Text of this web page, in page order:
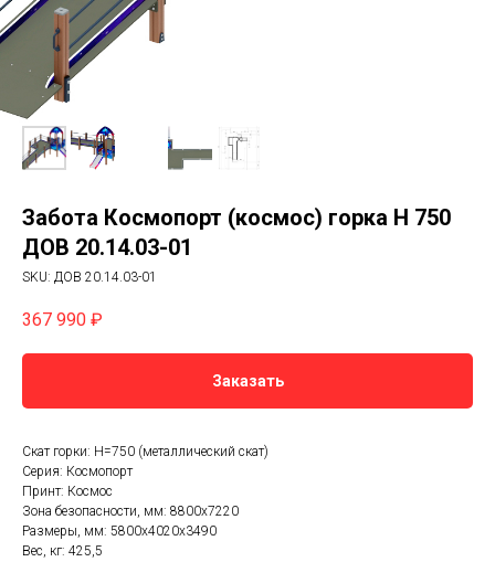
Забота Космопорт (космос) горка Н 750
ДОВ 20.14.03-01
SKU: ДОВ 20.14.03-01
367 990 ₽
Заказать
Скат горки: H=750 (металлический скат)
Серия: Космопорт
Принт: Космос
Зона безопасности, мм: 8800х7220
Размеры, мм: 5800х4020х3490
Вес, кг: 425,5